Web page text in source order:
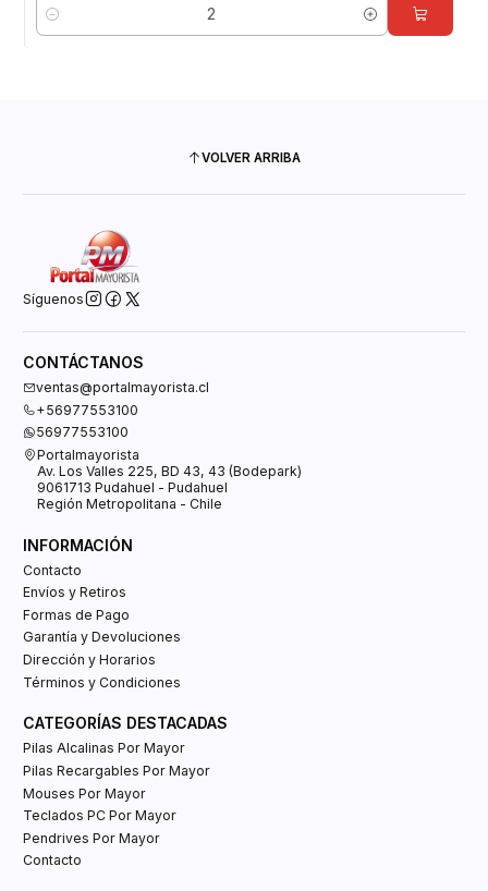
Cantidad
VOLVER ARRIBA
Síguenos
CONTÁCTANOS
ventas@portalmayorista.cl
+56977553100
56977553100
Portalmayorista
Av. Los Valles 225, BD 43, 43 (Bodepark)
9061713 Pudahuel - Pudahuel
Región Metropolitana - Chile
INFORMACIÓN
Contacto
Envíos y Retiros
Formas de Pago
Garantía y Devoluciones
Dirección y Horarios
Términos y Condiciones
CATEGORÍAS DESTACADAS
Pilas Alcalinas Por Mayor
Pilas Recargables Por Mayor
Mouses Por Mayor
Teclados PC Por Mayor
Pendrives Por Mayor
Contacto